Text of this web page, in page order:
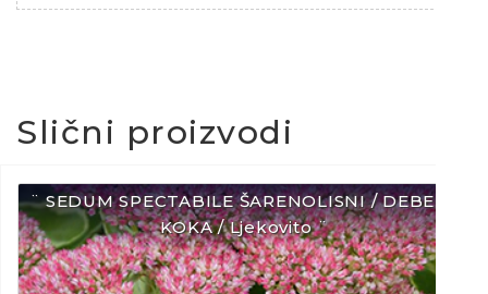
Slični proizvodi
¨ SEDUM SPECTABILE ŠARENOLISNI / DEBELA
KOKA / Ljekovito ¨